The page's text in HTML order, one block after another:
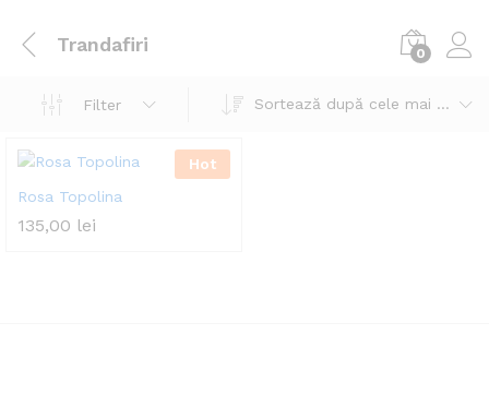
Trandafiri 0
Filter Sortează după cele mai recente
Hot
Rosa Topolina
135,00 lei